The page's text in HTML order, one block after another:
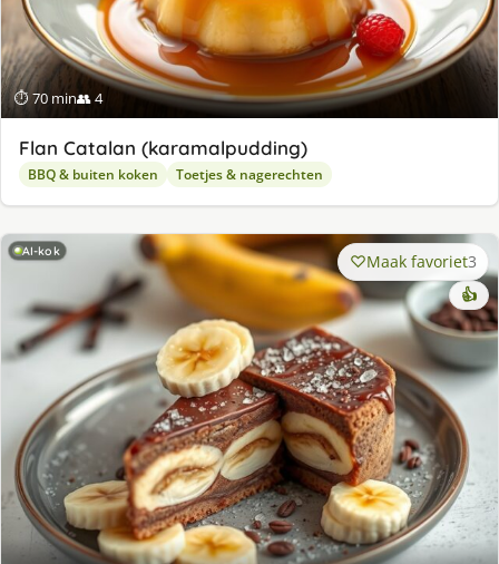
⏱ 70 min👥 4
Flan Catalan (karamalpudding)
BBQ & buiten koken Toetjes & nagerechten
AI-kok Maak favoriet3
👍